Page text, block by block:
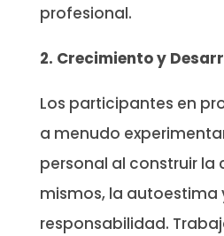
profesional.
2. Crecimiento y
Los participantes en
a menudo
personal al construir la
mismos, la autoestima
responsabilidad.